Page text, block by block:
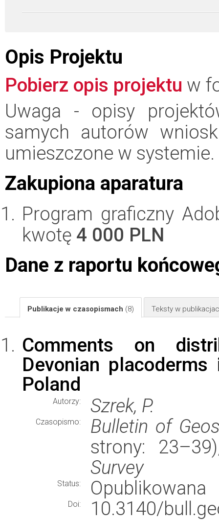
Opis Projektu
Pobierz opis projektu w
Uwaga - opisy
samych autorów
umieszczone w systemie.
Zakupiona aparatura
Program graficzny
kwotę 4 000 PLN
Dane z raportu
Publikacje w czasopismach (8) Teksty w
Comments on
Devonian
Poland
Autorzy: Szrek, P.
Czasopismo:
Bulletin of
strony:
Survey
Status: Opublikowana
Doi:
10.3140/